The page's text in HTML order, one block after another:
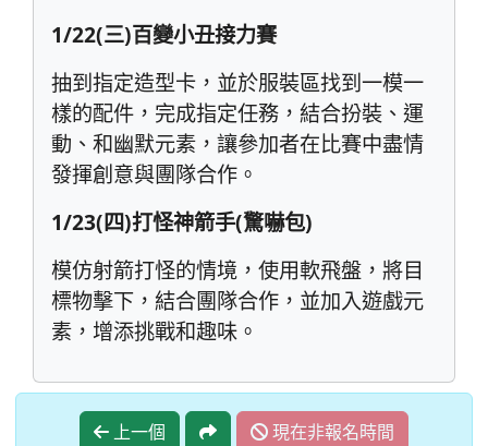
1/22(三)百變小丑接力賽
抽到指定造型卡，並於服裝區找到一模一
樣的配件，完成指定任務，結合扮裝、運
動、和幽默元素，讓參加者在比賽中盡情
發揮創意與團隊合作。
1/23(四)打怪神箭手(驚嚇包)
模仿射箭打怪的情境，使用軟飛盤，將目
標物擊下，結合團隊合作，並加入遊戲元
素，增添挑戰和趣味。
上一個
現在非報名時間